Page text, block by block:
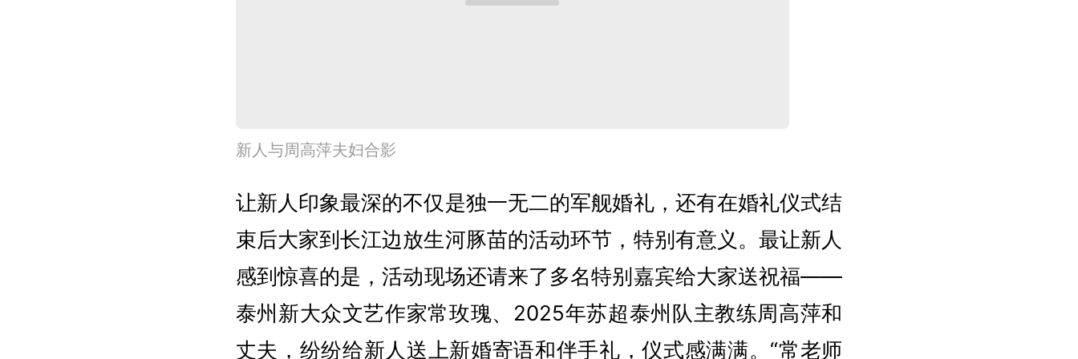
新人与周高萍夫妇合影
让新人印象最深的不仅是独一无二的军舰婚礼，还有在婚礼仪式结
束后大家到长江边放生河豚苗的活动环节，特别有意义。最让新人
感到惊喜的是，活动现场还请来了多名特别嘉宾给大家送祝福——
泰州新大众文艺作家常玫瑰、2025年苏超泰州队主教练周高萍和
丈夫，纷纷给新人送上新婚寄语和伴手礼，仪式感满满。“常老师